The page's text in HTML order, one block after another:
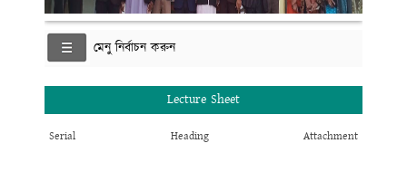
মেনু নির্বাচন করুন
Lecture Sheet
Serial Heading Attachment